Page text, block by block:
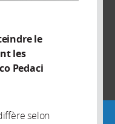
le
les
Pedaci
selon